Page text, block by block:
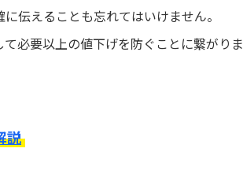
伝えることも忘れてはいけません。
必要以上の値下げを防ぐことに繋がりま
説